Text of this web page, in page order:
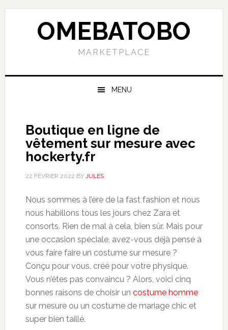
Skip
Skip
Skip
OMEBATOBO
MARKETPLACE
MENU
Boutique en ligne de
vêtement sur mesure avec
hockerty.fr
22 FÉVRIER 2022 BY JULES
Nous sommes à l’ère de la fast fashion et nous
nous habillons tous les jours chez Zara et
consorts. Rien de mal à cela, bien sûr. Mais pour
une occasion spéciale, avez-vous déjà pensé à
vous faire faire un costume sur mesure ?
Conçu pour vous, créé pour votre physique.
Vous n’êtes pas convaincu ? Alors, voici cinq
bonnes raisons de choisir un costume homme
sur mesure ou un costume de mariage chic et
super bien taillé.